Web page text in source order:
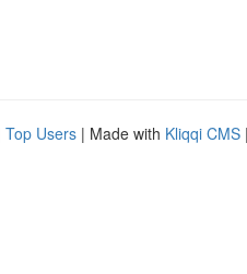
Top Users | Made with Kliqqi CMS |